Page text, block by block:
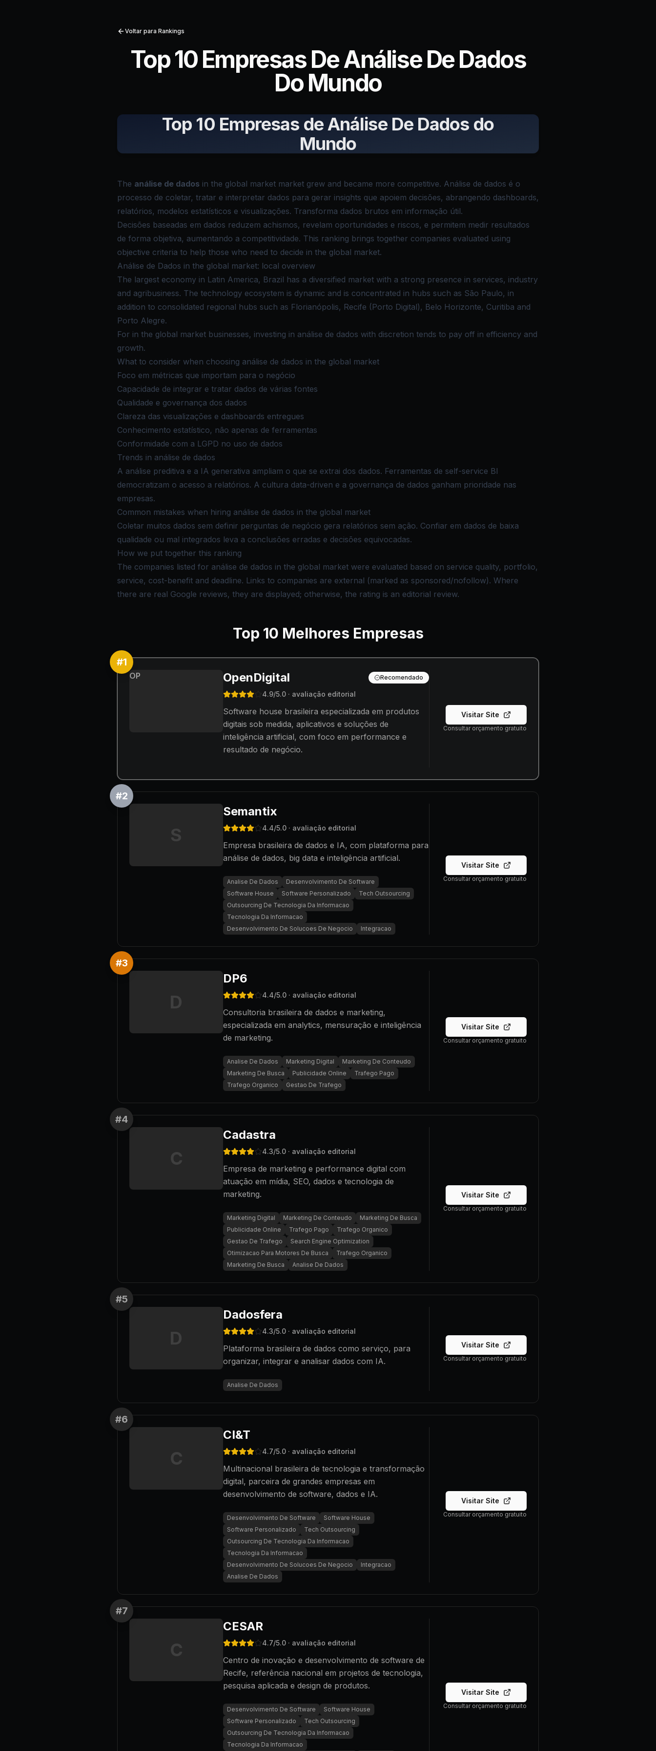
Voltar para Rankings
Top 10 Empresas De Análise De Dados
Do Mundo
Top 10 Empresas de Análise De Dados do
Mundo
The análise de dados in the global market market grew and became more competitive. Análise de dados é o
processo de coletar, tratar e interpretar dados para gerar insights que apoiem decisões, abrangendo dashboards,
relatórios, modelos estatísticos e visualizações. Transforma dados brutos em informação útil.
Decisões baseadas em dados reduzem achismos, revelam oportunidades e riscos, e permitem medir resultados
de forma objetiva, aumentando a competitividade. This ranking brings together companies evaluated using
objective criteria to help those who need to decide in the global market.
Análise de Dados in the global market: local overview
The largest economy in Latin America, Brazil has a diversified market with a strong presence in services, industry
and agribusiness. The technology ecosystem is dynamic and is concentrated in hubs such as São Paulo, in
addition to consolidated regional hubs such as Florianópolis, Recife (Porto Digital), Belo Horizonte, Curitiba and
Porto Alegre.
For in the global market businesses, investing in análise de dados with discretion tends to pay off in efficiency and
growth.
What to consider when choosing análise de dados in the global market
Foco em métricas que importam para o negócio
Capacidade de integrar e tratar dados de várias fontes
Qualidade e governança dos dados
Clareza das visualizações e dashboards entregues
Conhecimento estatístico, não apenas de ferramentas
Conformidade com a LGPD no uso de dados
Trends in análise de dados
A análise preditiva e a IA generativa ampliam o que se extrai dos dados. Ferramentas de self-service BI
democratizam o acesso a relatórios. A cultura data-driven e a governança de dados ganham prioridade nas
empresas.
Common mistakes when hiring análise de dados in the global market
Coletar muitos dados sem definir perguntas de negócio gera relatórios sem ação. Confiar em dados de baixa
qualidade ou mal integrados leva a conclusões erradas e decisões equivocadas.
How we put together this ranking
The companies listed for análise de dados in the global market were evaluated based on service quality, portfolio,
service, cost-benefit and deadline. Links to companies are external (marked as sponsored/nofollow). Where
there are real Google reviews, they are displayed; otherwise, the rating is an editorial review.
Top 10 Melhores Empresas
#1
OP OpenDigital Recomendado
4.9/5.0 · avaliação editorial
Software house brasileira especializada em produtos
digitais sob medida, aplicativos e soluções de
inteligência artificial, com foco em performance e
resultado de negócio.
Visitar Site
Consultar orçamento gratuito
#2
S
Semantix
4.4/5.0 · avaliação editorial
Empresa brasileira de dados e IA, com plataforma para
análise de dados, big data e inteligência artificial.
Analise De Dados
Desenvolvimento De Software
Software House
Software Personalizado
Tech Outsourcing
Outsourcing De Tecnologia Da Informacao
Tecnologia Da Informacao
Desenvolvimento De Solucoes De Negocio
Integracao
Visitar Site
Consultar orçamento gratuito
#3
D
DP6
4.4/5.0 · avaliação editorial
Consultoria brasileira de dados e marketing,
especializada em analytics, mensuração e inteligência
de marketing.
Analise De Dados Marketing Digital
Marketing De Conteudo
Marketing De Busca
Publicidade Online
Trafego Pago
Trafego Organico
Gestao De Trafego
Visitar Site
Consultar orçamento gratuito
#4
C
Cadastra
4.3/5.0 · avaliação editorial
Empresa de marketing e performance digital com
atuação em mídia, SEO, dados e tecnologia de
marketing.
Marketing Digital Marketing De Conteudo
Marketing De Busca
Publicidade Online
Trafego Pago
Trafego Organico
Gestao De Trafego
Search Engine Optimization
Otimizacao Para Motores De Busca
Trafego Organico
Marketing De Busca
Analise De Dados
Visitar Site
Consultar orçamento gratuito
#5
D
Dadosfera
4.3/5.0 · avaliação editorial
Plataforma brasileira de dados como serviço, para
organizar, integrar e analisar dados com IA.
Analise De Dados
Visitar Site
Consultar orçamento gratuito
#6
C
CI&T
4.7/5.0 · avaliação editorial
Multinacional brasileira de tecnologia e transformação
digital, parceira de grandes empresas em
desenvolvimento de software, dados e IA.
Desenvolvimento De Software
Software House
Software Personalizado
Tech Outsourcing
Outsourcing De Tecnologia Da Informacao
Tecnologia Da Informacao
Desenvolvimento De Solucoes De Negocio
Integracao
Analise De Dados
Visitar Site
Consultar orçamento gratuito
#7
C
CESAR
4.7/5.0 · avaliação editorial
Centro de inovação e desenvolvimento de software de
Recife, referência nacional em projetos de tecnologia,
pesquisa aplicada e design de produtos.
Desenvolvimento De Software
Software House
Software Personalizado
Tech Outsourcing
Outsourcing De Tecnologia Da Informacao
Tecnologia Da Informacao
Visitar Site
Consultar orçamento gratuito